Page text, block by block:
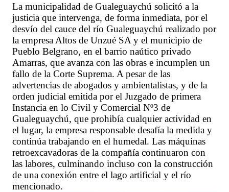
La municipalidad de Gualeguaychú solicitó a la
justicia que intervenga, de forma inmediata, por el
desvío del cauce del río Gualeguaychú realizado por
la empresa Altos de Unzué SA y el municipio de
Pueblo Belgrano, en el barrio naútico privado
Amarras, que avanza con las obras e incumplen un
fallo de la Corte Suprema. A pesar de las
advertencias de abogados y ambientalistas, y de la
orden judicial emitida por el Juzgado de primera
Instancia en lo Civil y Comercial Nº3 de
Gualeguaychú, que prohibía cualquier actividad en
el lugar, la empresa responsable desafía la medida y
continúa trabajando en el humedal. Las máquinas
retroexcavadoras de la compañía continuaron con
las labores, culminando incluso con la construcción
de una conexión entre el lago artificial y el río
mencionado.